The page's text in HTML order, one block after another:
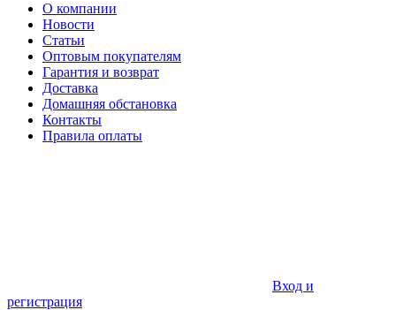
О компании
Новости
Статьи
Оптовым покупателям
Гарантия и возврат
Доставка
Домашняя обстановка
Контакты
Правила оплаты
Вход и
регистрация